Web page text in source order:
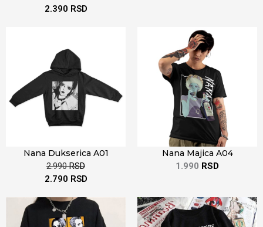
2.390 RSD
Nana Dukserica A01
2.990RSD
2.790 RSD
Nana Majica A04
1.990 RSD